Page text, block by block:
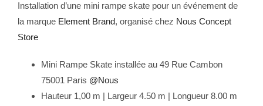
Installation d’une mini rampe skate pour un événement de
la marque Element Brand, organisé chez Nous Concept
Store
Mini Rampe Skate installée au 49 Rue Cambon
75001 Paris @Nous
Hauteur 1,00 m | Largeur 4.50 m | Longueur 8.00 m